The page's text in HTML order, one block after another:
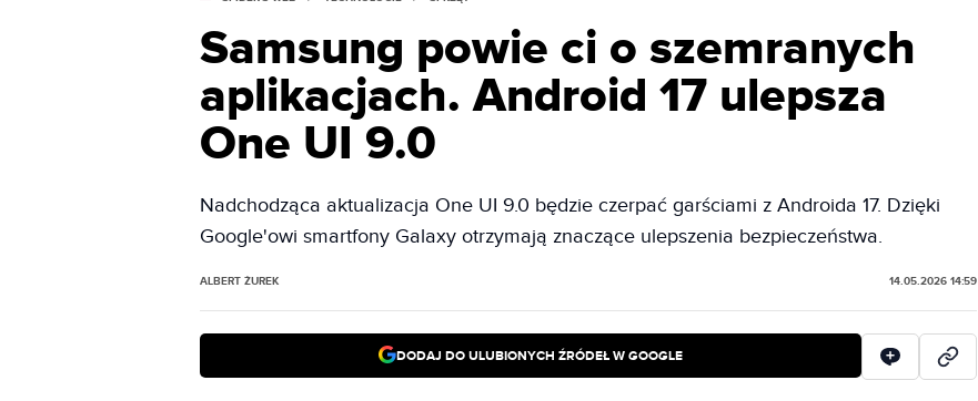
Samsung powie ci o szemranych
aplikacjach. Android 17 ulepsza
One UI 9.0
Nadchodząca aktualizacja One UI 9.0 będzie czerpać garściami z Androida 17. Dzięki
Google'owi smartfony Galaxy otrzymają znaczące ulepszenia bezpieczeństwa.
ALBERT ŻUREK 14.05.2026 14:59
DODAJ DO ULUBIONYCH ŹRÓDEŁ W GOOGLE